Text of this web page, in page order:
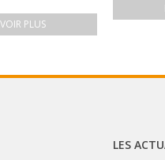
PLUS
LES